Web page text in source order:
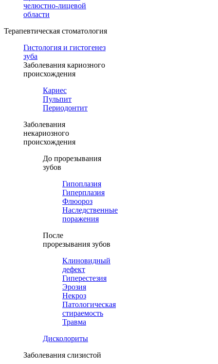
челюстно-лицевой
области
Терапевтическая стоматология
Гистология и гистогенез
зуба
Заболевания кариозного
происхождения
Кариес
Пульпит
Периодонтит
Заболевания
некариозного
происхождения
До прорезывания
зубов
Гипоплазия
Гиперплазия
Флюороз
Наследственные
поражения
После
прорезывания зубов
Клиновидный
дефект
Гиперестезия
Эрозия
Некроз
Патологическая
стираемость
Травма
Дисколориты
Заболевания слизистой